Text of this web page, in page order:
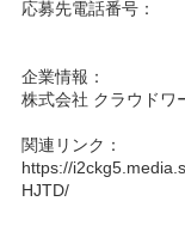
応募先電話番号：
企業情報：
株式会社 クラウドワ
関連リンク：
https://
HJTD/